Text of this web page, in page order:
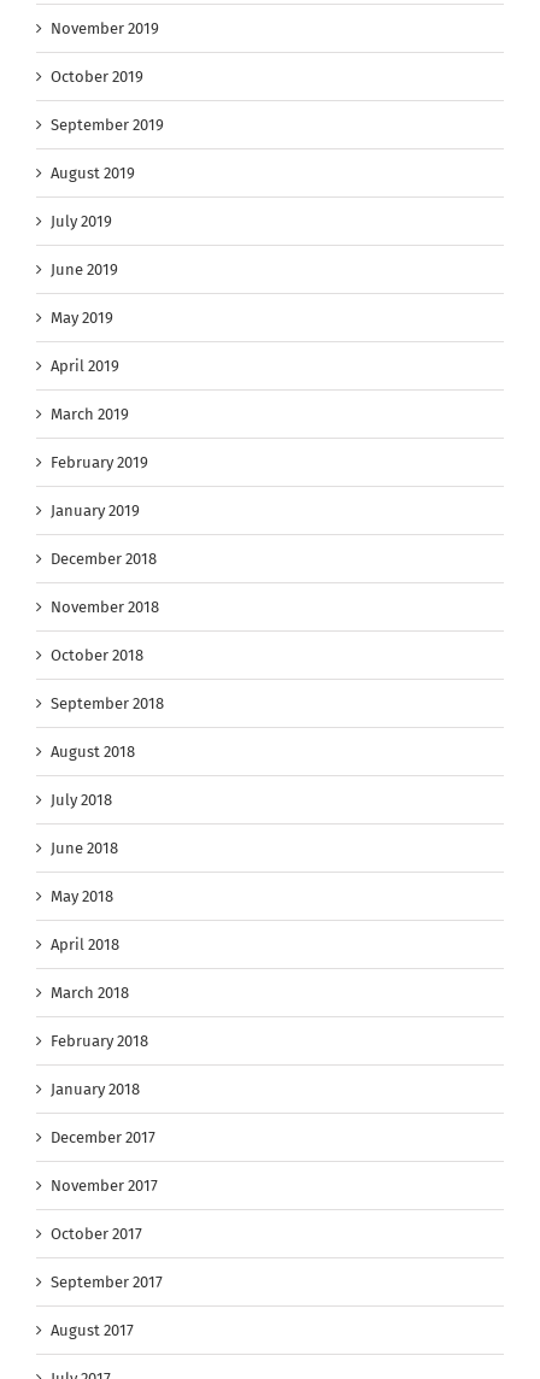
November 2019
October 2019
September 2019
August 2019
July 2019
June 2019
May 2019
April 2019
March 2019
February 2019
January 2019
December 2018
November 2018
October 2018
September 2018
August 2018
July 2018
June 2018
May 2018
April 2018
March 2018
February 2018
January 2018
December 2017
November 2017
October 2017
September 2017
August 2017